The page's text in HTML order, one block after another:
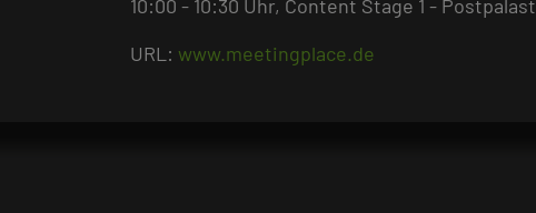
10:00 - 10:30 Uhr, Content Stage 1 - Postpalast
URL: www.meetingplace.de